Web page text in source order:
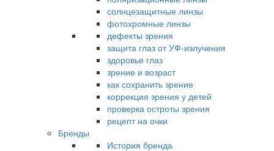
солнцезащитные линзы
фотохромные линзы
дефекты зрения
защита глаз от УФ-излучения
здоровье глаз
зрение и возраст
как сохранить зрение
коррекция зрения у детей
проверка остроты зрения
рецепт на очки
Бренды
История бренда